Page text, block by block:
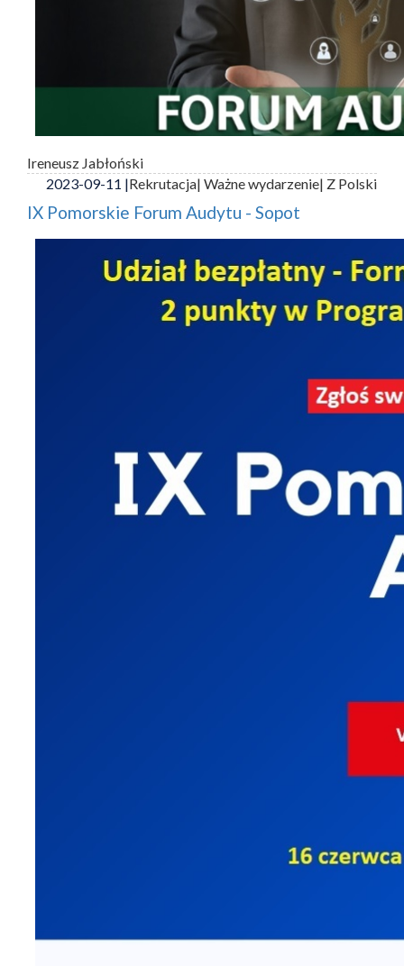
Ireneusz Jabłoński
2023-09-11 |Rekrutacja| Ważne wydarzenie| Z Polski
IX Pomorskie Forum Audytu - Sopot